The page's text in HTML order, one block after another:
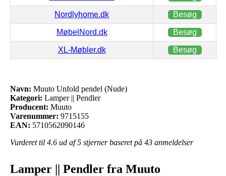
Nordlyhome.dk Besøg
MøbelNord.dk Besøg
XL-Møbler.dk Besøg
Navn: Muuto Unfold pendel (Nude)
Kategori: Lamper || Pendler
Producent: Muuto
Varenummer: 9715155
EAN: 5710562090146
Vurderet til 4.6 ud af 5 stjerner baseret på 43 anmeldelser
Lamper || Pendler fra Muuto